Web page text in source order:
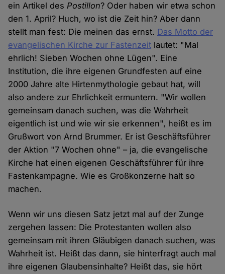
ein Artikel desPostillon? Oder haben wir etwa schon
den 1. April? Huch, wo ist die Zeit hin? Aber dann
stellt man fest: Die meinen das ernst. Das Motto der
evangelischen Kirche zur Fastenzeit lautet: "Mal
ehrlich! Sieben Wochen ohne Lügen". Eine
Institution, die ihre eigenen Grundfesten auf eine
2000 Jahre alte Hirtenmythologie gebaut hat, will
also andere zur Ehrlichkeit ermuntern. "Wir wollen
gemeinsam danach suchen, was die Wahrheit
eigentlich ist und wie wir sie erkennen", heißt es im
Grußwort von Arnd Brummer. Er ist Geschäftsführer
der Aktion "7 Wochen ohne" – ja, die evangelische
Kirche hat einen eigenen Geschäftsführer für ihre
Fastenkampagne. Wie es Großkonzerne halt so
machen.
Wenn wir uns diesen Satz jetzt mal auf der Zunge
zergehen lassen: Die Protestanten wollen also
gemeinsam mit ihren Gläubigen danach suchen, was
Wahrheit ist. Heißt das dann, sie hinterfragt auch mal
ihre eigenen Glaubensinhalte? Heißt das, sie hört